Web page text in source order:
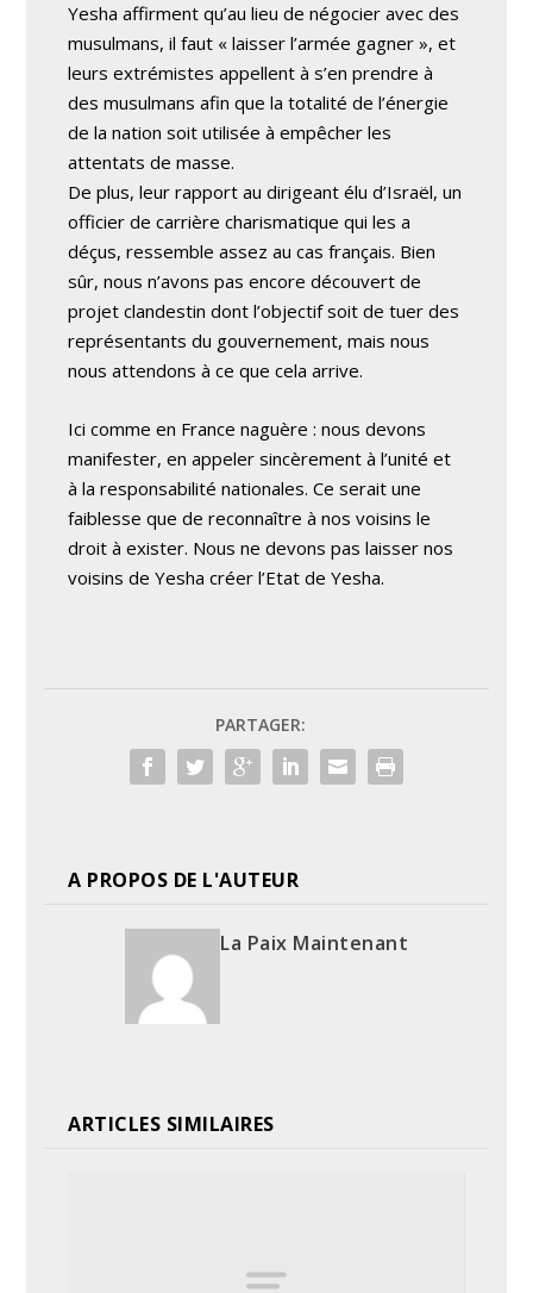
Yesha affirment qu’au lieu de négocier avec des
musulmans, il faut « laisser l’armée gagner », et
leurs extrémistes appellent à s’en prendre à
des musulmans afin que la totalité de l’énergie
de la nation soit utilisée à empêcher les
attentats de masse.
De plus, leur rapport au dirigeant élu d’Israël, un
officier de carrière charismatique qui les a
déçus, ressemble assez au cas français. Bien
sûr, nous n’avons pas encore découvert de
projet clandestin dont l’objectif soit de tuer des
représentants du gouvernement, mais nous
nous attendons à ce que cela arrive.
Ici comme en France naguère : nous devons
manifester, en appeler sincèrement à l’unité et
à la responsabilité nationales. Ce serait une
faiblesse que de reconnaître à nos voisins le
droit à exister. Nous ne devons pas laisser nos
voisins de Yesha créer l’Etat de Yesha.
PARTAGER:
A PROPOS DE L'AUTEUR
La Paix Maintenant
ARTICLES SIMILAIRES